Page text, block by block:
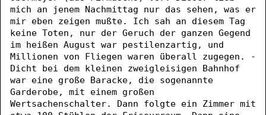
mich an jenem Nachmittag nur das sehen, was er
mir eben zeigen mußte. Ich sah an diesem Tag
keine Toten, nur der Geruch der ganzen Gegend
im heißen August war pestilenzartig, und
Millionen von Fliegen waren überall zugegen. -
Dicht bei dem kleinen zweigleisigen Bahnhof
war eine große Baracke, die sogenannte
Garderobe, mit einem großen
Wertsachenschalter. Dann folgte ein Zimmer mit